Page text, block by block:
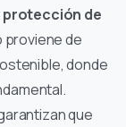
protección de
proviene de
donde
que